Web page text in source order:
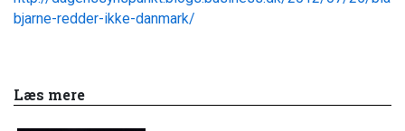
bjarne-redder-ikke-danmark/
Læs mere